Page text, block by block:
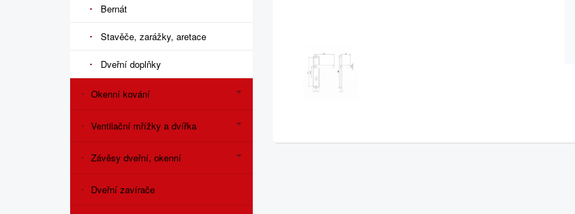
Bernát
Stavěče, zarážky, aretace
Dveřní doplňky
Okenní kování
Ventilační mřížky a dvířka
Závěsy dveřní, okenní
Dveřní zavírače